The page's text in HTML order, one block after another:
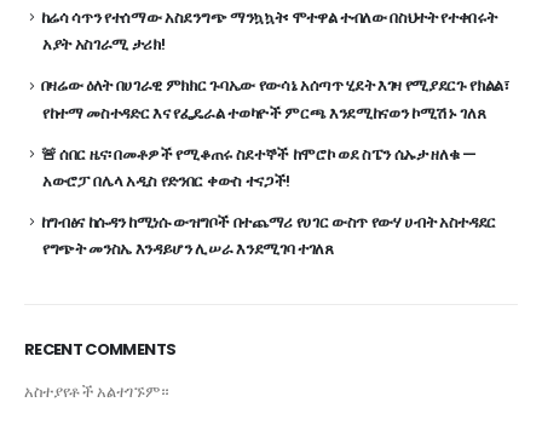
ከሬሳ ሳጥን የተሰማው አስደንግጭ ማንኳኳት፡ ሞተዋል ተብለው በስህተት የተቀበሩት
አያት አስገራሚ ታሪክ!
በዛሬው ዕለት በሀገራዊ ምክክር ጉባኤው የውሳኔ አሰጣጥ ሂደት እገዛ የሚያደርጉ የክልል፣
የከተማ መስተዳድር እና የፌዴራል ተወካዮች ምርጫ እንደሚከናወን ኮሚሽኑ ገለጸ
🚨 ሰበር ዜና፡ በመቶዎች የሚቆጠሩ ስደተኞች ከሞሮኮ ወደ ስፔን ሴኡታ ዘለቁ —
አውሮፓ በሌላ አዲስ የድንበር ቀውስ ተናጋች!
ከግብፅና ከሱዳን ከሚነሱ ውዝግቦች በተጨማሪ የሀገር ውስጥ የውሃ ሀብት አስተዳደር
የግጭት መንስኤ እንዳይሆን ሊሠራ እንደሚገባ ተገለጸ
RECENT COMMENTS
አስተያየቶች አልተገኙም።